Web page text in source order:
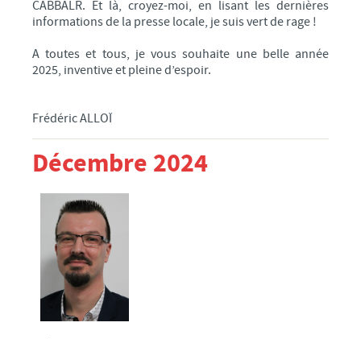
CABBALR. Et là, croyez-moi, en lisant les dernières
informations de la presse locale, je suis vert de rage !
A toutes et tous, je vous souhaite une belle année
2025, inventive et pleine d’espoir.
Frédéric ALLOÏ
Décembre 2024